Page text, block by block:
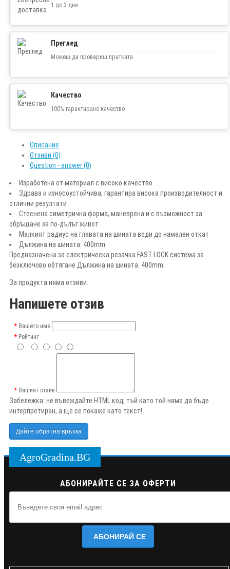
1 до 3 дни
Преглед
Можеш да провериш пратката
Качество
100% гарантирано качество
Описание
Отзиви (0)
Question - answer (0)
Изработена от материал с високо качество
Здрава и износоустойчива, гарантира висока производителност и
отлични резултати
Стеснена симетрична форма, маневрена и с възможност за
обръщане за по-дълъг живот
Малкият радиус на главата на шината води до намален откат
Дължина на шината: 400mm
Предназначена за електрическа резачка FAST LOCK система за
безключово обтягане Дължина на шината: 400mm
За продукта няма отзиви.
Напишете отзив
Вашето име
Рейтинг
Вашият отзив
Забележка: не въвеждайте HTML код, тъй като той няма да бъде
интерпретиран, а ще се покаже като текст!
Дайте обратна връзка
AgroGradina.BG
АБОНИРАЙТЕ СЕ ЗА ОФЕРТИ
АБОНИРАЙ СЕ